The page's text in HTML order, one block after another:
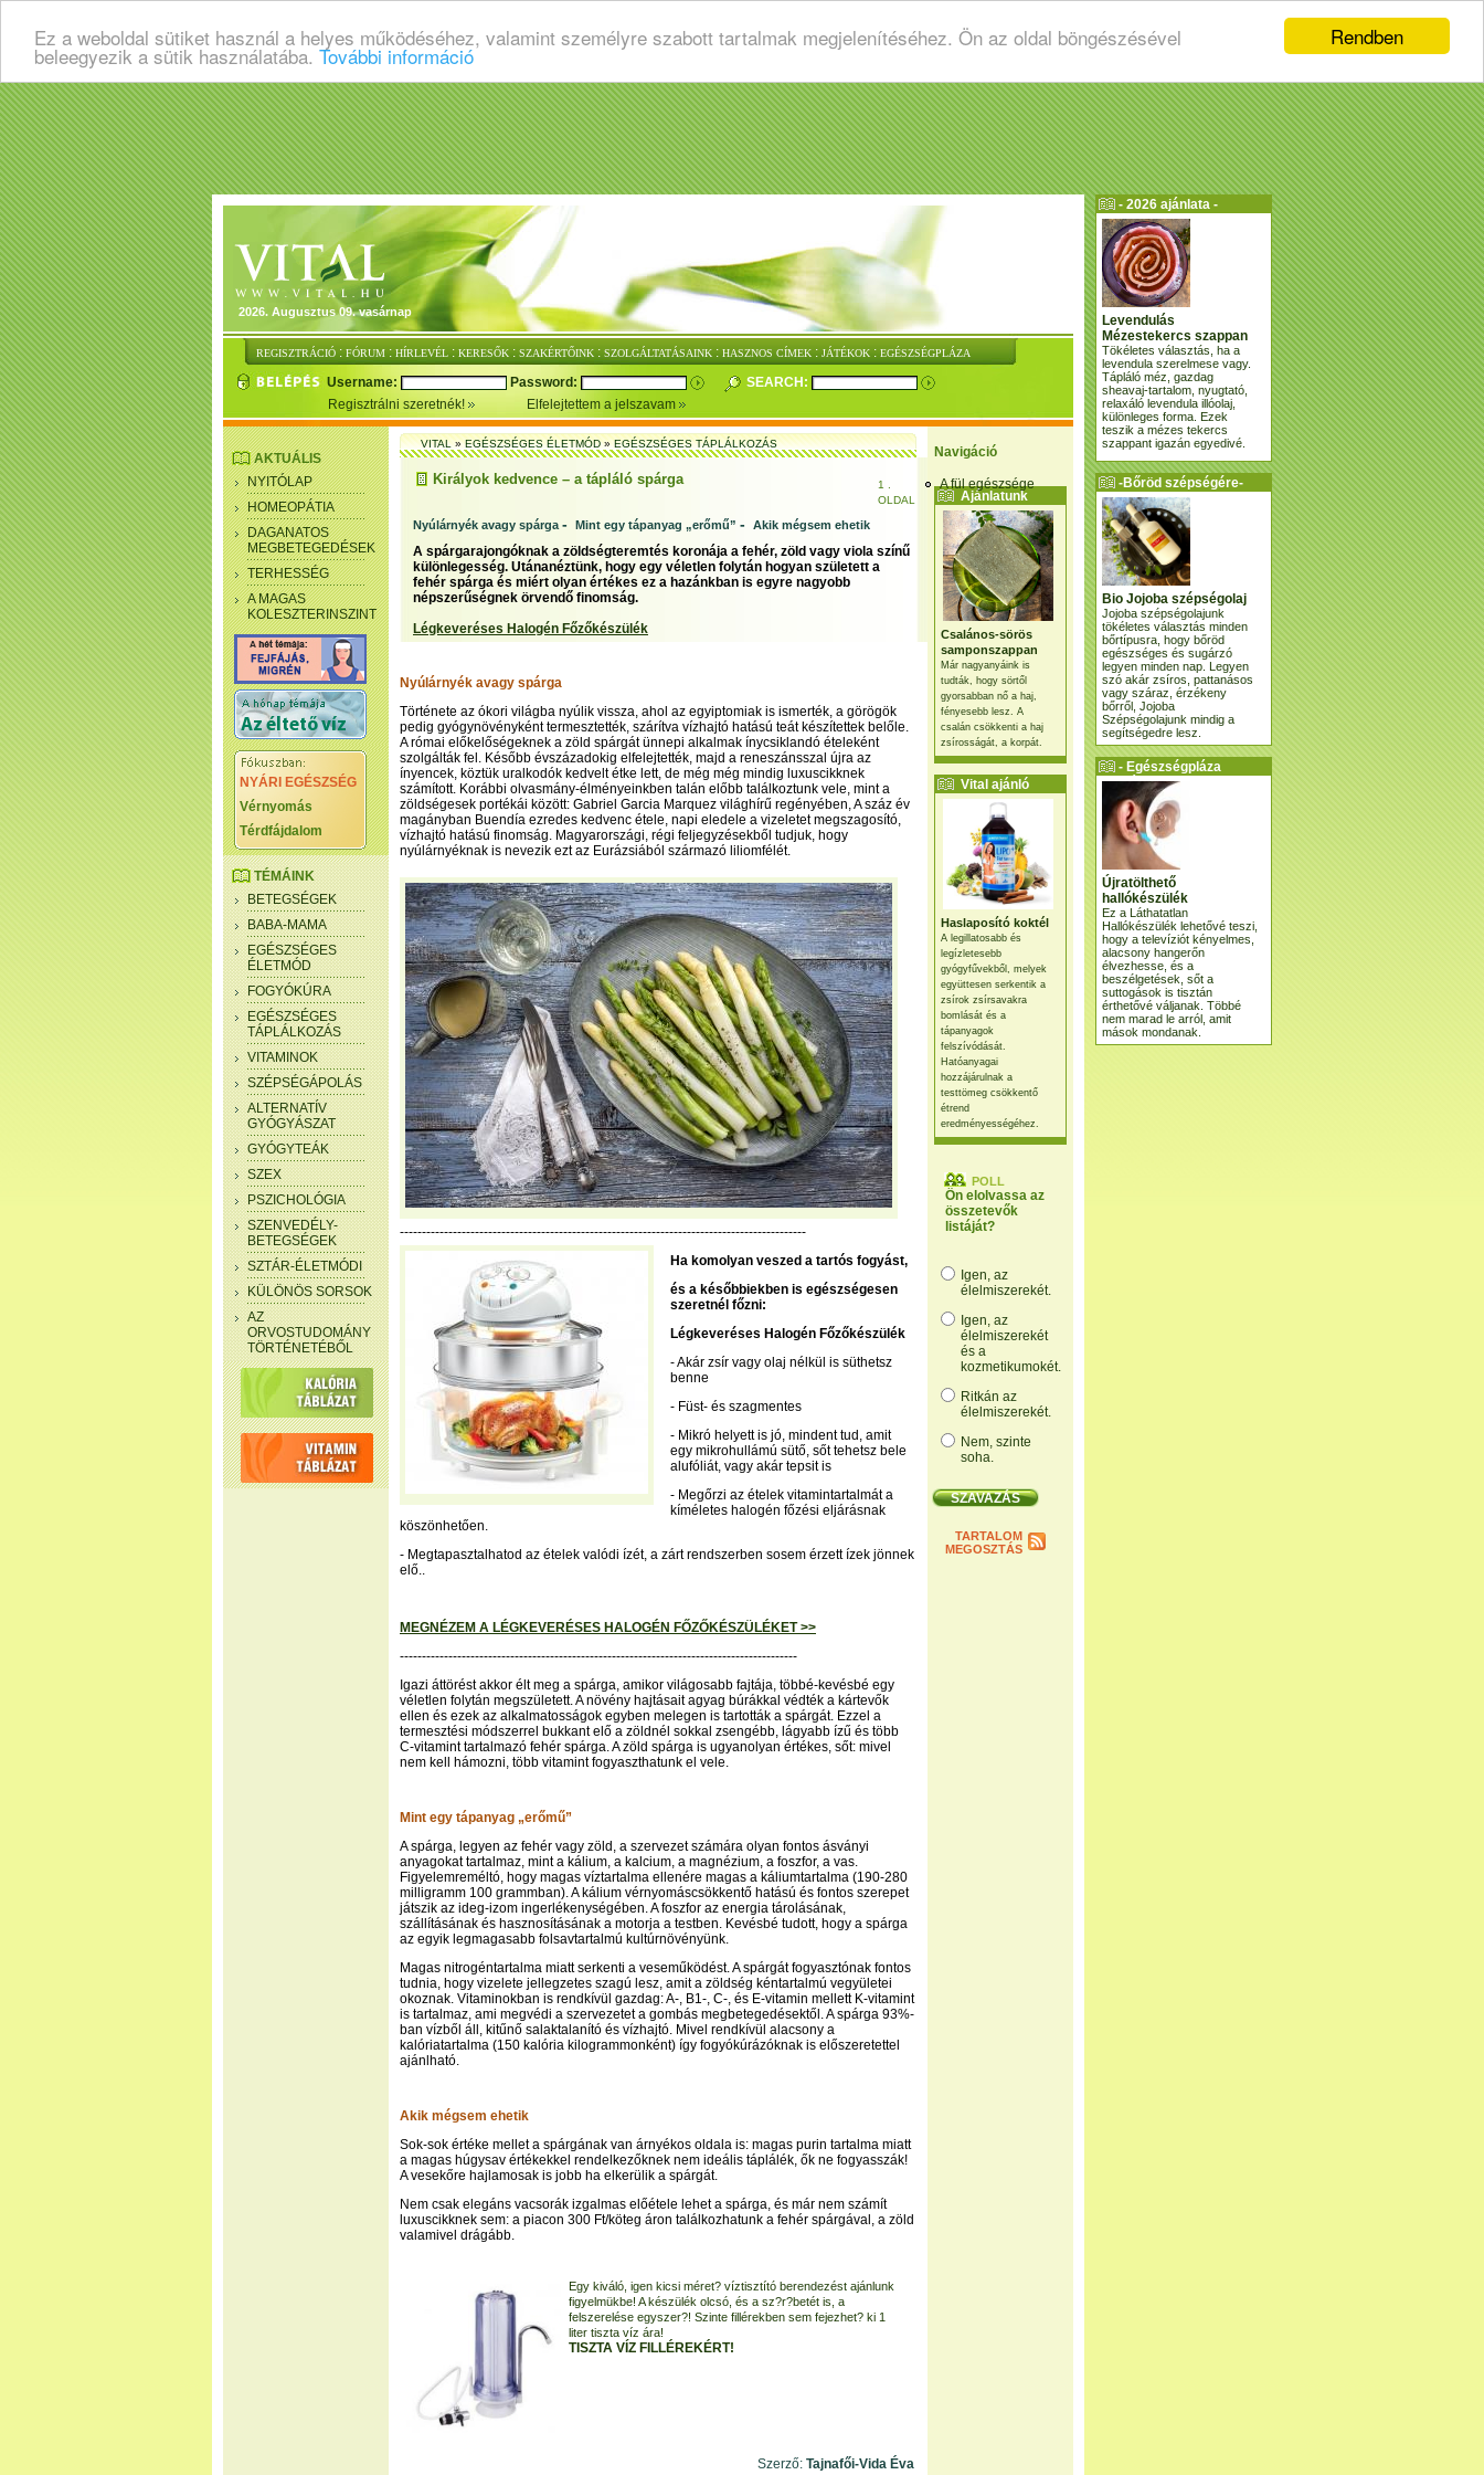
Rendben
Ez a weboldal sütiket használ a helyes működéséhez, valamint személyre szabott tartalmak megjelenítéséhez. Ön az oldal böngészésével
beleegyezik a sütik használatába. További információ
2026. Augusztus 09. vasárnap
REGISZTRÁCIÓ : FÓRUM : HÍRLEVÉL : KERESŐK : SZAKÉRTŐINK : SZOLGÁLTATÁSAINK : HASZNOS CÍMEK : JÁTÉKOK : EGÉSZSÉGPLÁZA
Username: Password:
SEARCH:
Regisztrálni szeretnék!
Elfelejtettem a jelszavam
Navigáció
A fül egészsége
Ajánlatunk
Csalános-sörös
samponszappan
Már nagyanyáink is
tudták, hogy sörtől
gyorsabban nő a haj,
fényesebb lesz. A
csalán csökkenti a haj
zsírosságát, a korpát.
Vital ajánló
Haslaposító koktél
A legillatosabb és
legízletesebb
gyógyfűvekből, melyek
együttesen serkentik a
zsírok zsírsavakra
bomlását és a
tápanyagok
felszívódását.
Hatóanyagai
hozzájárulnak a
testtömeg csökkentő
étrend
eredményességéhez.
POLL
Ön elolvassa az
összetevők
listáját?
Igen, az
élelmiszerekét.
Igen, az
élelmiszerekét
és a
kozmetikumokét.
Ritkán az
élelmiszerekét.
Nem, szinte
soha.
TARTALOM
MEGOSZTÁS
AKTUÁLIS
NYITÓLAP
HOMEOPÁTIA
DAGANATOS
MEGBETEGEDÉSEK
TERHESSÉG
A MAGAS
KOLESZTERINSZINT
NYÁRI EGÉSZSÉG
Vérnyomás
Térdfájdalom
TÉMÁINK
BETEGSÉGEK
BABA-MAMA
EGÉSZSÉGES
ÉLETMÓD
FOGYÓKÚRA
EGÉSZSÉGES
TÁPLÁLKOZÁS
VITAMINOK
SZÉPSÉGÁPOLÁS
ALTERNATÍV
GYÓGYÁSZAT
GYÓGYTEÁK
SZEX
PSZICHOLÓGIA
SZENVEDÉLY-
BETEGSÉGEK
SZTÁR-ÉLETMÓDI
KÜLÖNÖS SORSOK
AZ
ORVOSTUDOMÁNY
TÖRTÉNETÉBŐL
VITAL»EGÉSZSÉGES ÉLETMÓD»EGÉSZSÉGES TÁPLÁLKOZÁS
Királyok kedvence – a tápláló spárga
1 .
OLDAL
Nyúlárnyék avagy spárga - Mint egy tápanyag „erőmű” - Akik mégsem ehetik
A spárgarajongóknak a zöldségteremtés koronája a fehér, zöld vagy viola színű
különlegesség. Utánanéztünk, hogy egy véletlen folytán hogyan született a
fehér spárga és miért olyan értékes ez a hazánkban is egyre nagyobb
népszerűségnek örvendő finomság.
Légkeveréses Halogén Főzőkészülék
Nyúlárnyék avagy spárga
Története az ókori világba nyúlik vissza, ahol az egyiptomiak is ismerték, a görögök
pedig gyógynövényként termesztették, szárítva vízhajtó hatású teát készítettek belőle.
A római előkelőségeknek a zöld spárgát ünnepi alkalmak ínycsiklandó ételeként
szolgálták fel. Később évszázadokig elfelejtették, majd a reneszánsszal újra az
ínyencek, köztük uralkodók kedvelt étke lett, de még még mindig luxuscikknek
számított. Korábbi olvasmány-élményeinkben talán előbb találkoztunk vele, mint a
zöldségesek portékái között: Gabriel Garcia Marquez világhírű regényében, A száz év
magányban Buendía ezredes kedvenc étele, napi eledele a vizeletet megszagosító,
vízhajtó hatású finomság. Magyarországi, régi feljegyzésekből tudjuk, hogy
nyúlárnyéknak is nevezik ezt az Eurázsiából származó liliomfélét.
--------------------------------------------------------------------------------------------
Ha komolyan veszed a tartós fogyást,
és a későbbiekben is egészségesen
szeretnél főzni:
Légkeveréses Halogén Főzőkészülék
- Akár zsír vagy olaj nélkül is süthetsz
benne
- Füst- és szagmentes
- Mikró helyett is jó, mindent tud, amit
egy mikrohullámú sütő, sőt tehetsz bele
alufóliát, vagy akár tepsit is
- Megőrzi az ételek vitamintartalmát a
kíméletes halogén főzési eljárásnak
köszönhetően.
- Megtapasztalhatod az ételek valódi ízét, a zárt rendszerben sosem érzett ízek jönnek
elő..
MEGNÉZEM A LÉGKEVERÉSES HALOGÉN FŐZŐKÉSZÜLÉKET >>
------------------------------------------------------------------------------------------
Igazi áttörést akkor élt meg a spárga, amikor világosabb fajtája, többé-kevésbé egy
véletlen folytán megszületett. A növény hajtásait agyag búrákkal védték a kártevők
ellen és ezek az alkalmatosságok egyben melegen is tartották a spárgát. Ezzel a
termesztési módszerrel bukkant elő a zöldnél sokkal zsengébb, lágyabb ízű és több
C-vitamint tartalmazó fehér spárga. A zöld spárga is ugyanolyan értékes, sőt: mivel
nem kell hámozni, több vitamint fogyaszthatunk el vele.
Mint egy tápanyag „erőmű”
A spárga, legyen az fehér vagy zöld, a szervezet számára olyan fontos ásványi
anyagokat tartalmaz, mint a kálium, a kalcium, a magnézium, a foszfor, a vas.
Figyelemreméltó, hogy magas víztartalma ellenére magas a káliumtartalma (190-280
milligramm 100 grammban). A kálium vérnyomáscsökkentő hatású és fontos szerepet
játszik az ideg-izom ingerlékenységében. A foszfor az energia tárolásának,
szállításának és hasznosításának a motorja a testben. Kevésbé tudott, hogy a spárga
az egyik legmagasabb folsavtartalmú kultúrnövényünk.
Magas nitrogéntartalma miatt serkenti a veseműködést. A spárgát fogyasztónak fontos
tudnia, hogy vizelete jellegzetes szagú lesz, amit a zöldség kéntartalmú vegyületei
okoznak. Vitaminokban is rendkívül gazdag: A-, B1-, C-, és E-vitamin mellett K-vitamint
is tartalmaz, ami megvédi a szervezetet a gombás megbetegedésektől. A spárga 93%-
ban vízből áll, kitűnő salaktalanító és vízhajtó. Mivel rendkívül alacsony a
kalóriatartalma (150 kalória kilogrammonként) így fogyókúrázóknak is előszeretettel
ajánlható.
Akik mégsem ehetik
Sok-sok értéke mellet a spárgának van árnyékos oldala is: magas purin tartalma miatt
a magas húgysav értékekkel rendelkezőknek nem ideális táplálék, ők ne fogyasszák!
A vesekőre hajlamosak is jobb ha elkerülik a spárgát.
Nem csak elegáns vacsorák izgalmas előétele lehet a spárga, és már nem számít
luxuscikknek sem: a piacon 300 Ft/köteg áron találkozhatunk a fehér spárgával, a zöld
valamivel drágább.
Egy kiváló, igen kicsi méret? víztisztító berendezést ajánlunk
figyelmükbe! A készülék olcsó, és a sz?r?betét is, a
felszerelése egyszer?! Szinte fillérekben sem fejezhet? ki 1
liter tiszta víz ára!
TISZTA VÍZ FILLÉREKÉRT!
Szerző: Tajnafői-Vida Éva
- 2026 ajánlata -
Levendulás
Mézestekercs szappan
Tökéletes választás, ha a
levendula szerelmese vagy.
Tápláló méz, gazdag
sheavaj-tartalom, nyugtató,
relaxáló levendula illóolaj,
különleges forma. Ezek
teszik a mézes tekercs
szappant igazán egyedivé.
-Bőröd szépségére-
Bio Jojoba szépségolaj
Jojoba szépségolajunk
tökéletes választás minden
bőrtípusra, hogy bőröd
egészséges és sugárzó
legyen minden nap. Legyen
szó akár zsíros, pattanásos
vagy száraz, érzékeny
bőrről, Jojoba
Szépségolajunk mindig a
segítségedre lesz.
- Egészségpláza
ajánlatunk -
Újratölthető
hallókészülék
Ez a Láthatatlan
Hallókészülék lehetővé teszi,
hogy a televíziót kényelmes,
alacsony hangerőn
élvezhesse, és a
beszélgetések, sőt a
suttogások is tisztán
érthetővé váljanak. Többé
nem marad le arról, amit
mások mondanak.